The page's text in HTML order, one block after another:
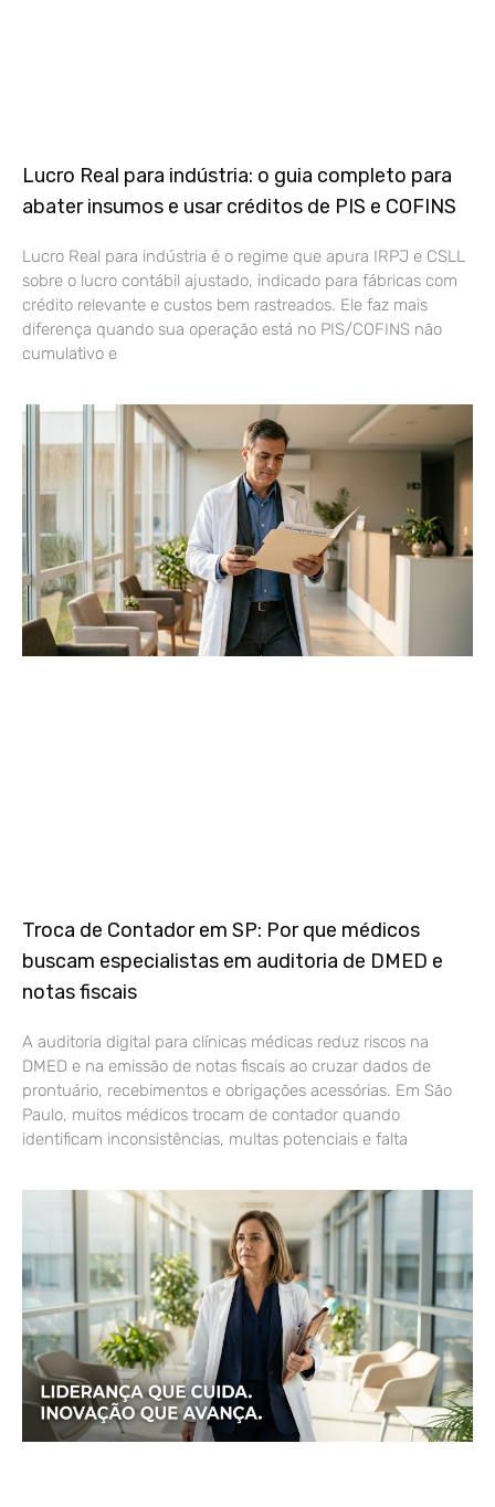
Lucro Real para indústria: o guia completo para
abater insumos e usar créditos de PIS e COFINS
Lucro Real para indústria é o regime que apura IRPJ e CSLL
sobre o lucro contábil ajustado, indicado para fábricas com
crédito relevante e custos bem rastreados. Ele faz mais
diferença quando sua operação está no PIS/COFINS não
cumulativo e
Troca de Contador em SP: Por que médicos
buscam especialistas em auditoria de DMED e
notas fiscais
A auditoria digital para clínicas médicas reduz riscos na
DMED e na emissão de notas fiscais ao cruzar dados de
prontuário, recebimentos e obrigações acessórias. Em São
Paulo, muitos médicos trocam de contador quando
identificam inconsistências, multas potenciais e falta